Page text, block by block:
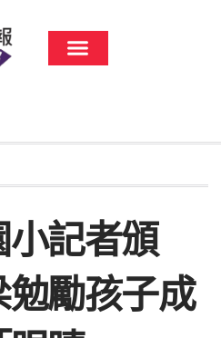
記者頒
勵孩子成